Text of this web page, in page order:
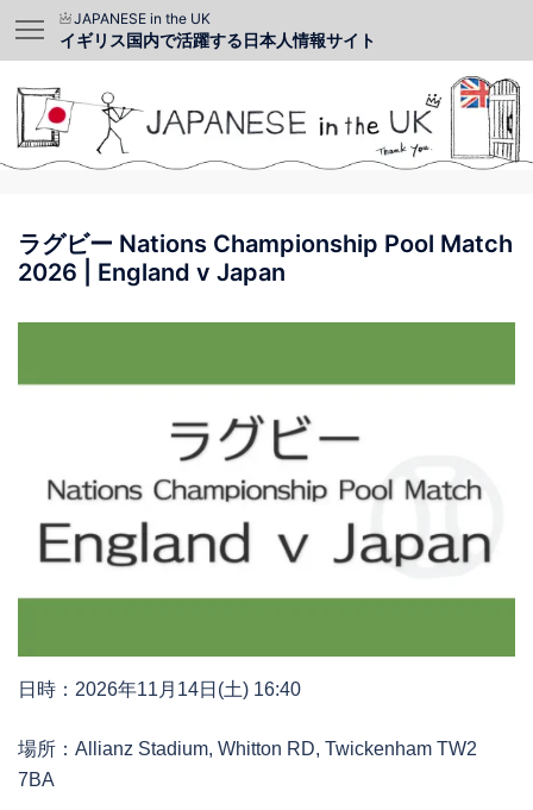
JAPANESE in the UK
イギリス国内で活躍する日本人情報サイト
ラグビー Nations Championship Pool Match
2026 | England v Japan
日時：2026年11月14日(土) 16:40
場所：Allianz Stadium, Whitton RD, Twickenham TW2
7BA